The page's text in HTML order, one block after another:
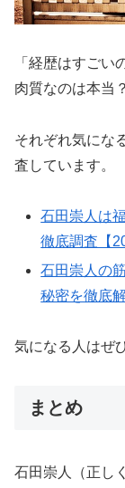
「経歴はすご
肉質なのは本当
それぞれ気にな
査しています。
石田崇人は
徹底調査【
石田崇人の
秘密を徹底
気になる人はぜ
まとめ
石田崇人（正し